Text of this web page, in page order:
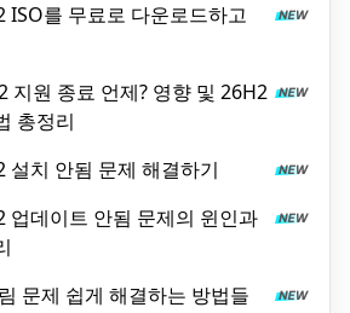
ISO를 무료로 다운로드하고
지원 종료 언제? 영향 및 26H2
총정리
설치 안됨 문제 해결하기
업데이트 안됨 문제의 윈인과
문제 쉽게 해결하는 방법들